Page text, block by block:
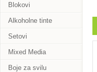
Blokovi
Alkoholne tinte
Setovi
Mixed Media
Boje za svilu